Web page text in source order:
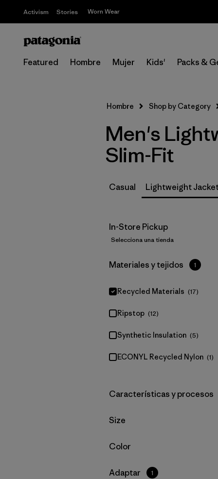
Activism Stories Worn Wear
Featured Hombre Mujer Kids' Packs &
Hombre Shop by Category
Men's
Slim-Fit
Casual Lightweight
In-Store Pickup
Selecciona una tienda
Filtrar por
Materiales y tejidos 1
Recycled Materials (17)
Ripstop (12)
Synthetic Insulation (5)
ECONYL Recycled Nylon (1)
Filtrar por
Características y procesos
Filtrar por
Size
Filtrar por
Color
Filtrar por
Adaptar 1